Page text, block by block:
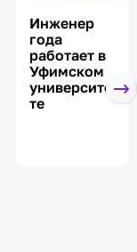
Инженер
года
работает в
Уфимском
университе
те